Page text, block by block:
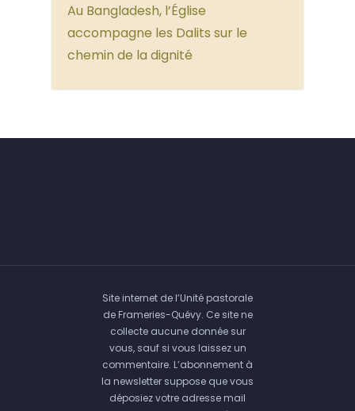
Au Bangladesh, l’Église
accompagne les Dalits sur le
chemin de la dignité
Site internet de l’Unité pastorale
de Frameries-Quévy. Ce site ne
collecte aucune donnée sur
vous, sauf si vous laissez un
commentaire. L’abonnement à
la newsletter suppose que vous
déposiez votre adresse mail